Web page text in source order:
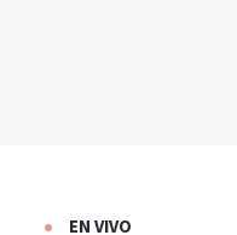
EN VIVO